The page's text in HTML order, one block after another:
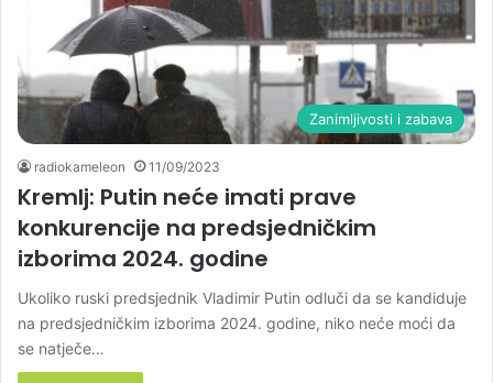
Zanimljivosti i zabava
radiokameleon 11/09/2023
Kremlj: Putin neće imati prave
konkurencije na predsjedničkim
izborima 2024. godine
Ukoliko ruski predsjednik Vladimir Putin odluči da se kandiduje
na predsjedničkim izborima 2024. godine, niko neće moći da
se natječe…